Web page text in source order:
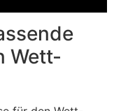
Wett-